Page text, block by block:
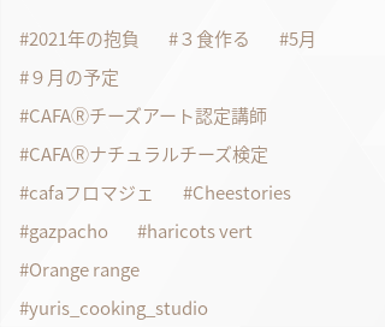
2021年の抱負 ３食作る
5月
９月の予定
CAFAⓇチーズアート認定講師
CAFAⓇナチュラルチーズ検定
cafaフロマジェ
Cheestories
gazpacho
haricots vert
Orange range
yuris_cooking_studio